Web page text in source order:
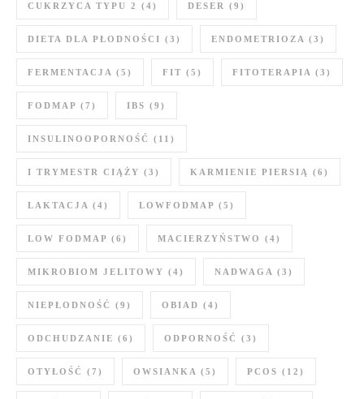
CUKRZYCA TYPU 2 (4) DESER (9)
DIETA DLA PŁODNOŚCI (3) ENDOMETRIOZA (3)
FERMENTACJA (5) FIT (5) FITOTERAPIA (3)
FODMAP (7) IBS (9)
INSULINOOPORNOŚĆ (11)
I TRYMESTR CIĄŻY (3) KARMIENIE PIERSIĄ (6)
LAKTACJA (4) LOWFODMAP (5)
LOW FODMAP (6) MACIERZYŃSTWO (4)
MIKROBIOM JELITOWY (4) NADWAGA (3)
NIEPŁODNOŚĆ (9) OBIAD (4)
ODCHUDZANIE (6) ODPORNOŚĆ (3)
OTYŁOŚĆ (7) OWSIANKA (5) PCOS (12)